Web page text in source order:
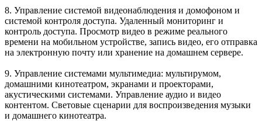
8. Управление системой видеонаблюдения и домофоном и
системой контроля доступа. Удаленный мониторинг и
контроль доступа. Просмотр видео в режиме реального
времени на мобильном устройстве, запись видео, его отправка
на электронную почту или хранение на домашнем сервере.
9. Управление системами мультимедиа: мультирумом,
домашними кинотеатром, экранами и проекторами,
акустическими системами. Управление аудио и видео
контентом. Световые сценарии для воспроизведения музыки
и домашнего кинотеатра.